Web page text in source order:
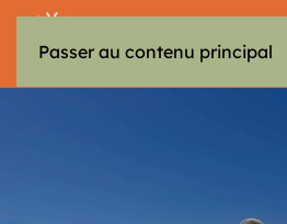
Passer au contenu principal